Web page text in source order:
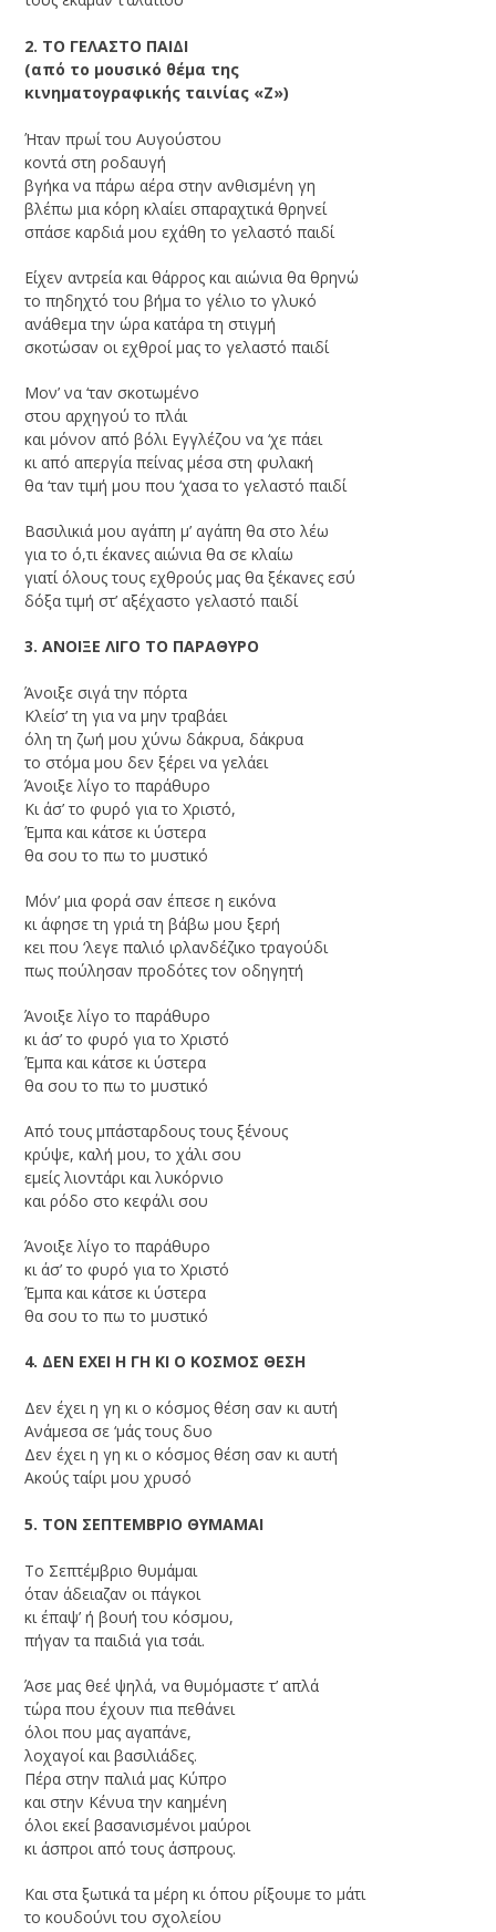
2. ΤΟ ΓΕΛΑΣΤΟ ΠΑΙΔΙ
(από το μουσικό θέμα της
κινηματογραφικής ταινίας «Ζ»)
Ήταν πρωί του Αυγούστου
κοντά στη ροδαυγή
βγήκα να πάρω αέρα στην ανθισμένη γη
βλέπω μια κόρη κλαίει σπαραχτικά θρηνεί
σπάσε καρδιά μου εχάθη το γελαστό παιδί
Είχεν αντρεία και θάρρος και αιώνια θα θρηνώ
το πηδηχτό του βήμα το γέλιο το γλυκό
ανάθεμα την ώρα κατάρα τη στιγμή
σκοτώσαν οι εχθροί μας το γελαστό παιδί
Μον’ να ‘ταν σκοτωμένο
στου αρχηγού το πλάι
και μόνον από βόλι Εγγλέζου να ‘χε πάει
κι από απεργία πείνας μέσα στη φυλακή
θα ‘ταν τιμή μου που ‘χασα το γελαστό παιδί
Βασιλικιά μου αγάπη μ’ αγάπη θα στο λέω
για το ό,τι έκανες αιώνια θα σε κλαίω
γιατί όλους τους εχθρούς μας θα ξέκανες εσύ
δόξα τιμή στ’ αξέχαστο γελαστό παιδί
3. ΑΝΟΙΞΕ ΛΙΓΟ ΤΟ ΠΑΡΑΘΥΡΟ
Άνοιξε σιγά την πόρτα
Κλείσ’ τη για να μην τραβάει
όλη τη ζωή μου χύνω δάκρυα, δάκρυα
το στόμα μου δεν ξέρει να γελάει
Άνοιξε λίγο το παράθυρο
Κι άσ’ το φυρό για το Χριστό,
Έμπα και κάτσε κι ύστερα
θα σου το πω το μυστικό
Μόν’ μια φορά σαν έπεσε η εικόνα
κι άφησε τη γριά τη βάβω μου ξερή
κει που ‘λεγε παλιό ιρλανδέζικο τραγούδι
πως πούλησαν προδότες τον οδηγητή
Άνοιξε λίγο το παράθυρο
κι άσ’ το φυρό για το Χριστό
Έμπα και κάτσε κι ύστερα
θα σου το πω το μυστικό
Από τους μπάσταρδους τους ξένους
κρύψε, καλή μου, το χάλι σου
εμείς λιοντάρι και λυκόρνιο
και ρόδο στο κεφάλι σου
Άνοιξε λίγο το παράθυρο
κι άσ’ το φυρό για το Χριστό
Έμπα και κάτσε κι ύστερα
θα σου το πω το μυστικό
4. ΔΕΝ ΕΧΕΙ Η ΓΗ ΚΙ Ο ΚΟΣΜΟΣ ΘΕΣΗ
Δεν έχει η γη κι ο κόσμος θέση σαν κι αυτή
Ανάμεσα σε ‘μάς τους δυο
Δεν έχει η γη κι ο κόσμος θέση σαν κι αυτή
Ακούς ταίρι μου χρυσό
5. ΤΟΝ ΣΕΠΤΕΜΒΡΙΟ ΘΥΜΑΜΑΙ
Το Σεπτέμβριο θυμάμαι
όταν άδειαζαν οι πάγκοι
κι έπαψ’ ή βουή του κόσμου,
πήγαν τα παιδιά για τσάι.
Άσε μας θεέ ψηλά, να θυμόμαστε τ’ απλά
τώρα που έχουν πια πεθάνει
όλοι που μας αγαπάνε,
λοχαγοί και βασιλιάδες.
Πέρα στην παλιά μας Κύπρο
και στην Κένυα την καημένη
όλοι εκεί βασανισμένοι μαύροι
κι άσπροι από τους άσπρους.
Και στα ξωτικά τα μέρη κι όπου ρίξουμε το μάτι
το κουδούνι του σχολείου